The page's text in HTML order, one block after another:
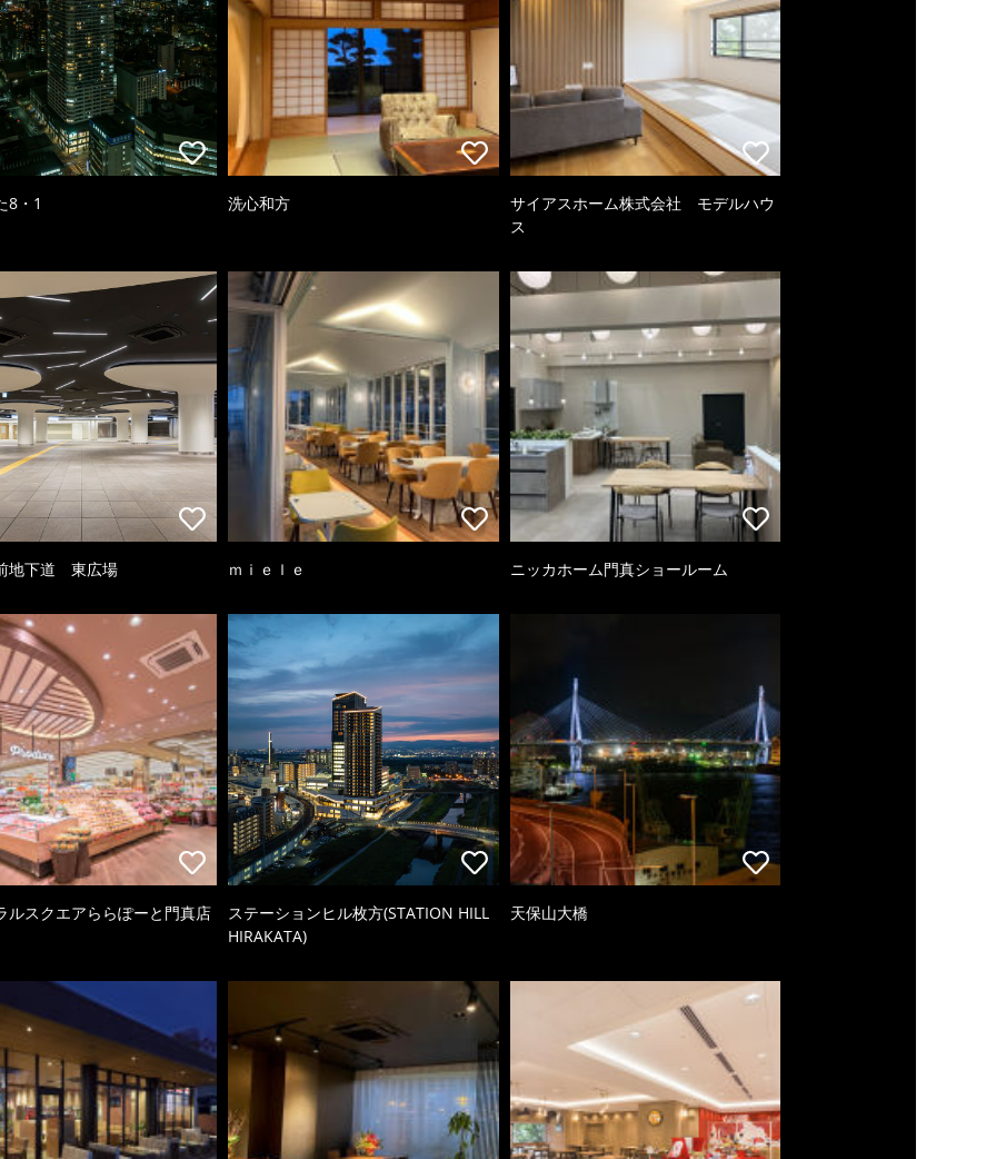
8・1 洗心和方
サイアスホーム株式会社 モデルハウ
ス
地下道 東広場 ｍｉｅｌｅ ニッカホーム門真ショールーム
ルスクエアららぽーと門真店
ステーションヒル枚方(STATION HILL
HIRAKATA)
天保山大橋